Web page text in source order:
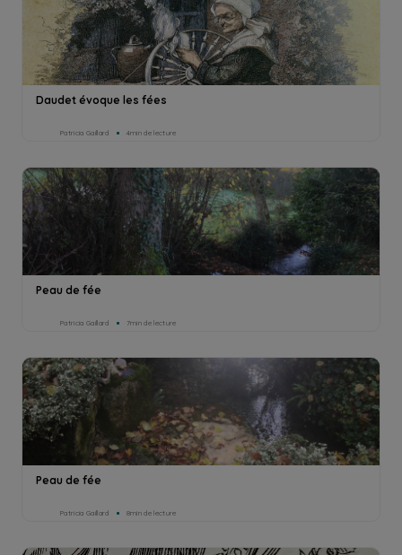
Daudet évoque les fées
Patricia Gaillard 4min de lecture
Peau de fée
Patricia Gaillard 7min de lecture
Peau de fée
Patricia Gaillard 8min de lecture